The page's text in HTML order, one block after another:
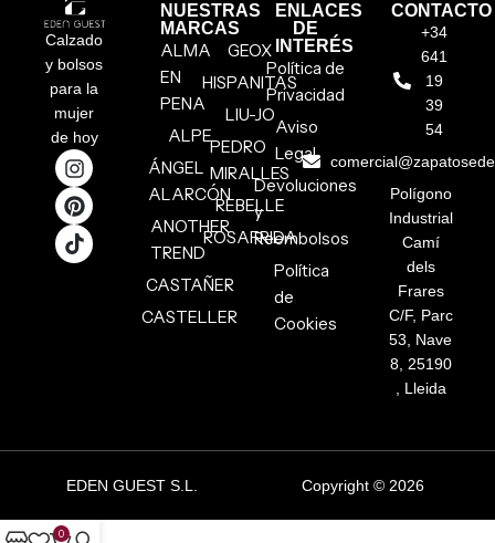
Calzado
y bolsos
para la
mujer
de hoy
NUESTRAS
MARCAS
ALMA
EN
PENA
ALPE
ÁNGEL
ALARCÓN
ANOTHER
TREND
CASTAÑER
CASTELLER
GEOX
HISPANITAS
LIU-JO
PEDRO
MIRALLES
REBELLE
ROSAFRIDA
ENLACES
DE
INTERÉS
Política de
Privacidad
Aviso
Legal
Devoluciones
y
Reembolsos
Política
de
Cookies
CONTACTO
+34
641
19
39
54
Polígono
Industrial
Camí
dels
Frares
C/F, Parc
53, Nave
8, 25190
, Lleida
EDEN GUEST S.L. Copyright © 2026
0